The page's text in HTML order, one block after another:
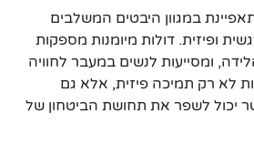
במגוון היבטים המשלבים
ופיזית. דולות מיומנות מספקות
ומסייעות לנשים במעבר לחוויה
לא רק תמיכה פיזית, אלא גם
יכול לשפר את תחושת הביטחון של